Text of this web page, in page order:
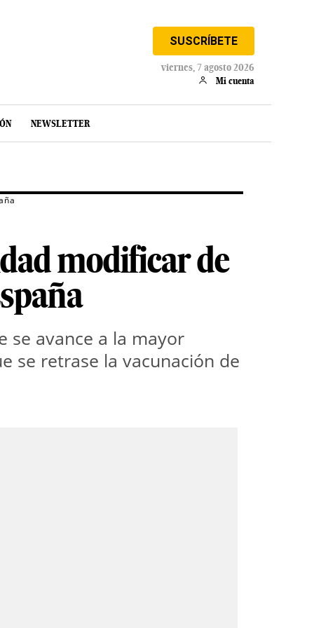
SUSCRÍBETE
viernes, 7 agosto 2026
Mi cuenta
NEWSLETTER
modificar de
se avance a la mayor
se retrase la vacunación de